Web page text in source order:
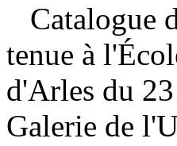
Catalogue
tenue à
d'Arles du
Galerie de